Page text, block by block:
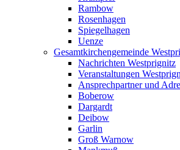
Rambow
Rosenhagen
Spiegelhagen
Uenze
Gesamtkirchengemeinde
Nachrichten Westprignitz
Veranstaltungen
Ansprechpartner und
Boberow
Dargardt
Deibow
Garlin
Groß Warnow